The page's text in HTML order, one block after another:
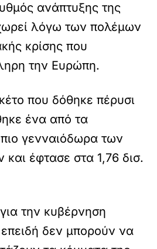
ανάπτυξης της
λόγω των πολέμων
κρίσης που
την Ευρώπη.
που δόθηκε πέρυσι
ένα από τα
γενναιόδωρα των
και έφτασε στα 1,76 δισ.
την κυβέρνηση
δεν μπορούν να